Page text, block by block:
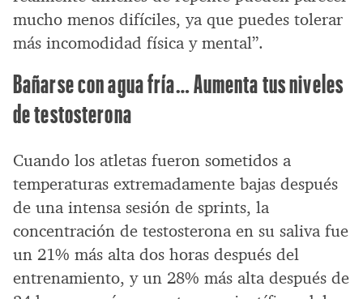
mucho menos difíciles, ya que puedes tolerar
más incomodidad física y mental”.
Bañarse con agua fría… Aumenta tus niveles
de testosterona
Cuando los atletas fueron sometidos a
temperaturas extremadamente bajas después
de una intensa sesión de sprints, la
concentración de testosterona en su saliva fue
un 21% más alta dos horas después del
entrenamiento, y un 28% más alta después de